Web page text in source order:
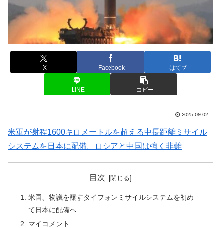
X Facebook はてブ
LINE コピー
2025.09.02
米軍が射程1600キロメートルを超える中長距離ミサイル
システムを日本に配備。ロシアと中国は強く非難
目次
米国、物議を醸すタイフォンミサイルシステムを初め
て日本に配備へ
マイコメント